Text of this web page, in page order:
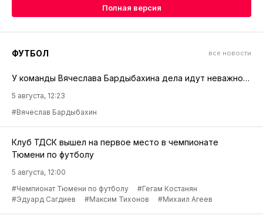
Полная версия
ФУТБОЛ все новости
У команды Вячеслава Бардыбахина дела идут неважно…
5 августа, 12:23
#Вячеслав Бардыбахин
Клуб ТДСК вышел на первое место в чемпионате
Тюмени по футболу
5 августа, 12:00
#Чемпионат Тюмени по футболу
#Гегам Костанян
#Эдуард Сагдиев
#Максим Тихонов #Михаил Агеев